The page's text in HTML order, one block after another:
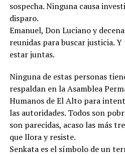
sospecha. Ninguna causa
disparo.
Emanuel, Don Luciano y
reunidas para buscar justicia.
estar juntas.
Ninguna de estas personas
respaldan en la Asamblea
Humanos de El Alto para
las autoridades. Todos son
son parecidas, acaso las más
que llora y resiste.
Senkata es el símbolo de un